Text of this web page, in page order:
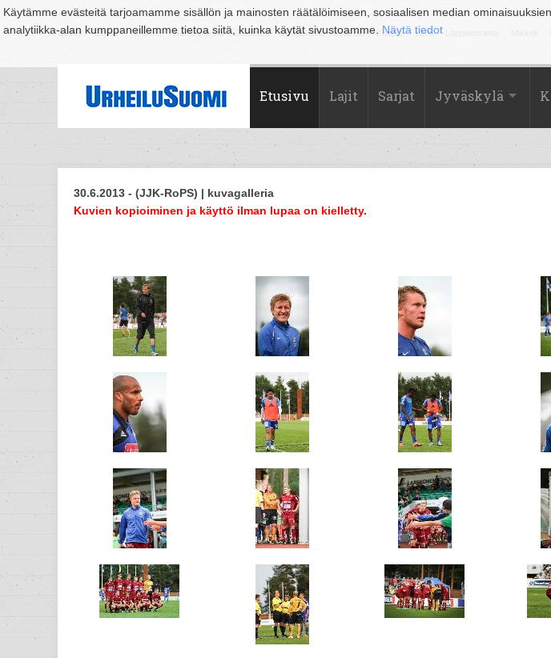
Käytämme evästeitä tarjoamamme sisällön ja mainosten räätälöimiseen, sosiaalisen median
analytiikka-alan kumppaneillemme tietoa siitä, kuinka käytät sivustoamme. Näytä tiedot
Suomi Espoo Helsinki Hämeenlinna Joensuu Jyväskylä Kouvola Kuopio Lahti
Etusivu Lajit Sarjat Jyväskylä
30.6.2013 - (JJK-RoPS) | kuvagalleria
Kuvien kopioiminen ja käyttö ilman lupaa on kielletty.